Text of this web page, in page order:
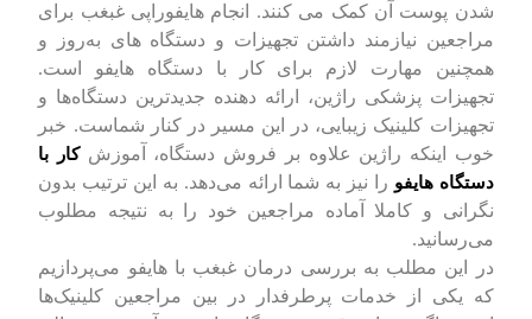
شدن پوست آن کمک می کنند. انجام هایفوراپی غبغب برای
مراجعین نیازمند داشتن تجهیزات و دستگاه های به‌روز و
همچنین مهارت لازم برای کار با دستگاه هایفو است.
تجهیزات پزشکی راژین، ارائه دهنده جدیدترین دستگاه‌ها و
تجهیزات کلینیک زیبایی، در این مسیر در کنار شماست. خبر
خوب اینکه راژین علاوه بر فروش دستگاه، آموزشکار با
دستگاه هایفو را نیز به شما ارائه می‌دهد. به این ترتیب بدون
نگرانی و کاملا آماده مراجعین خود را به نتیجه مطلوب
می‌رسانید.
در این مطلب به بررسی درمان غبغب با هایفو می‌پردازیم
که یکی از خدمات پرطرفدار در بین مراجعین کلینیک‌ها